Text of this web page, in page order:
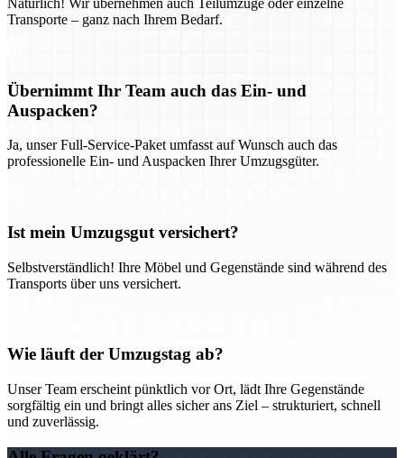
Transporte – ganz nach Ihrem Bedarf.
Übernimmt Ihr Team auch das Ein- und
Auspacken?
Ja, unser Full-Service-Paket umfasst auf Wunsch auch das
professionelle Ein- und Auspacken Ihrer Umzugsgüter.
Ist mein Umzugsgut versichert?
Selbstverständlich! Ihre Möbel und Gegenstände sind während des
Transports über uns versichert.
Wie läuft der Umzugstag ab?
Unser Team erscheint pünktlich vor Ort, lädt Ihre Gegenstände
sorgfältig ein und bringt alles sicher ans Ziel – strukturiert, schnell
und zuverlässig.